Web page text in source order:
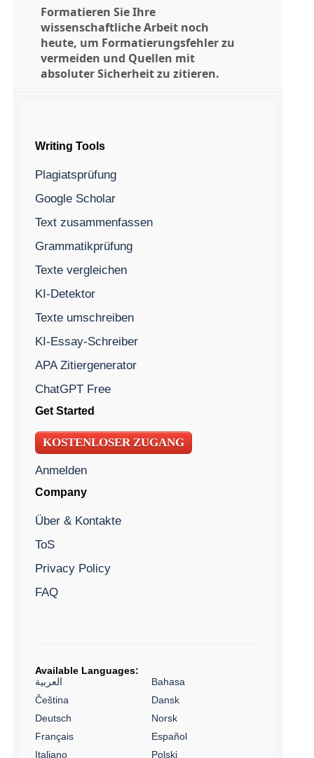
Formatieren Sie Ihre
wissenschaftliche Arbeit noch
heute, um Formatierungsfehler zu
vermeiden und Quellen mit
absoluter Sicherheit zu zitieren.
Writing Tools
Plagiatsprüfung
Google Scholar
Text zusammenfassen
Grammatikprüfung
Texte vergleichen
KI-Detektor
Texte umschreiben
KI-Essay-Schreiber
APA Zitiergenerator
ChatGPT Free
Get Started
KOSTENLOSER ZUGANG
Anmelden
Company
Über & Kontakte
ToS
Privacy Policy
FAQ
Available Languages:
العربية
Bahasa
Čeština
Dansk
Deutsch
Norsk
Français
Español
Italiano
Polski